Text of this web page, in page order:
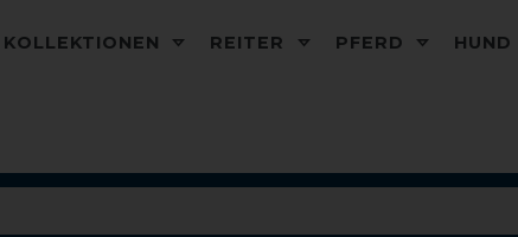
KOLLEKTIONEN REITER PFERD HUND